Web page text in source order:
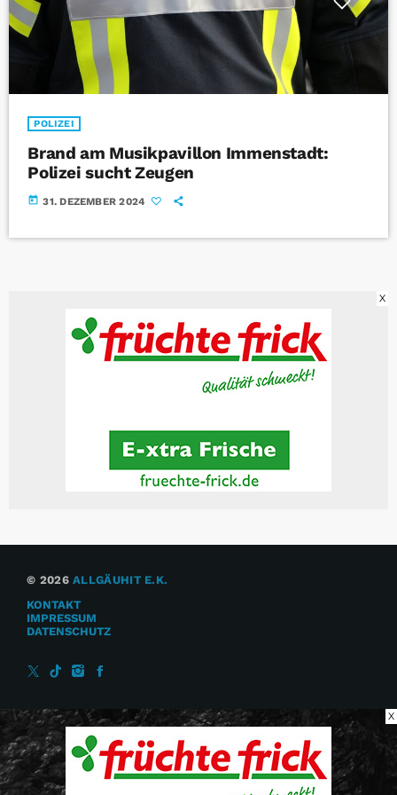
POLIZEI
Brand am Musikpavillon Immenstadt:
Polizei sucht Zeugen
today 31. DEZEMBER 2024
X
© 2026ALLGÄUHIT E.K.
KONTAKT
IMPRESSUM
DATENSCHUTZ
X